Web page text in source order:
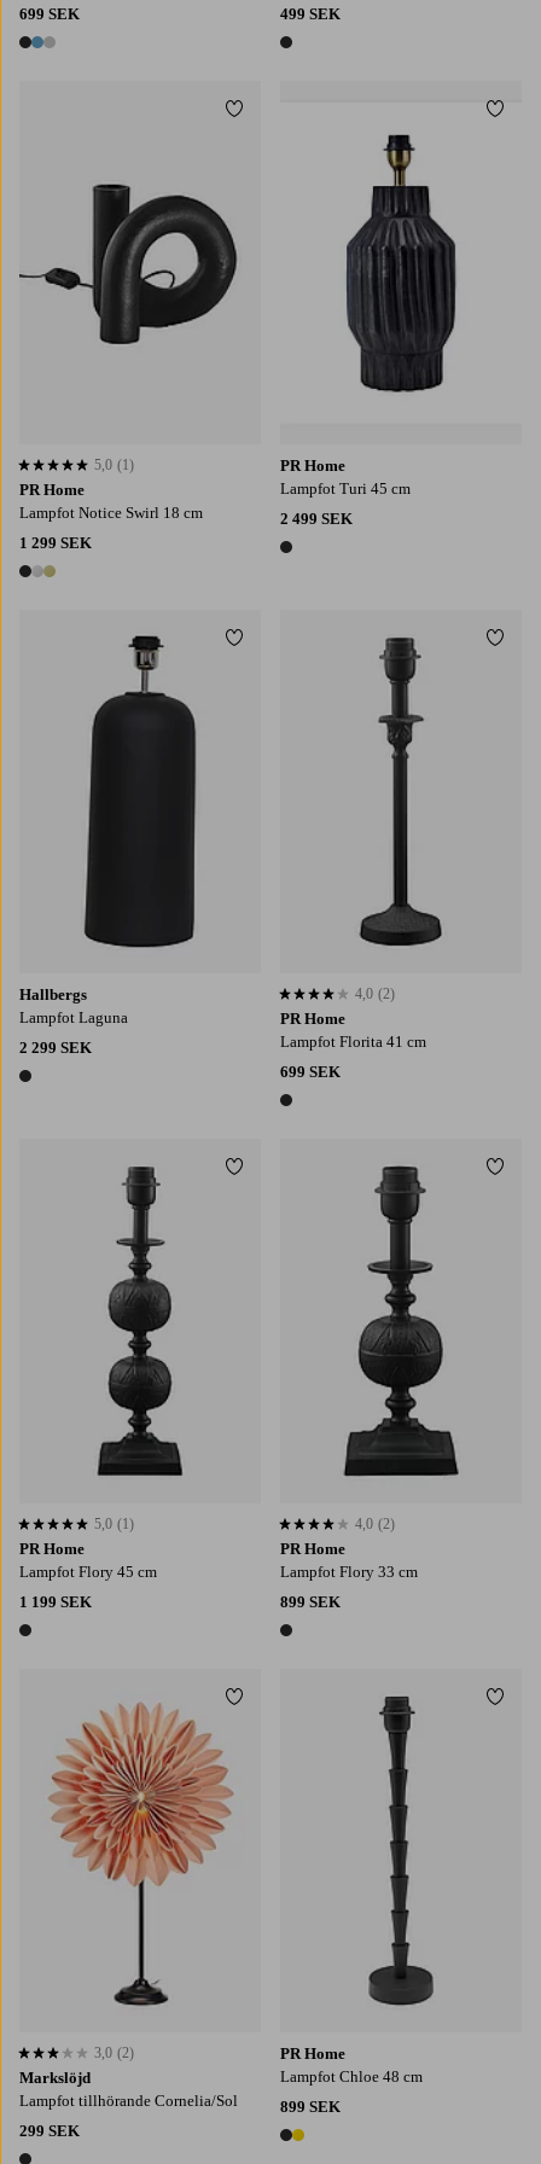
699 SEK
3 färger
499 SEK
1 färg
PR Home
Lampfot Notice Swirl 18 cm
1 299 SEK
3 färger
5,0 baserat på 1 st betyg
5,0 (1)
Lägg till i favoriter
PR Home
Lampfot Turi 45 cm
2 499 SEK
1 färg
Hallbergs
Lampfot Laguna
2 299 SEK
1 färg
Lägg till i favoriter
PR Home
Lampfot Florita 41 cm
699 SEK
1 färg
4,0 baserat på 2 st betyg
4,0 (2)
PR Home
Lampfot Flory 45 cm
1 199 SEK
1 färg
5,0 baserat på 1 st betyg
5,0 (1)
Lägg till i favoriter
PR Home
Lampfot Flory 33 cm
899 SEK
1 färg
4,0 baserat på 2 st betyg
4,0 (2)
Markslöjd
Lampfot tillhörande Cornelia/Sol
299 SEK
3,0 baserat på 2 st betyg
3,0 (2)
Lägg till i favoriter
PR Home
Lampfot Chloe 48 cm
899 SEK
2 färger